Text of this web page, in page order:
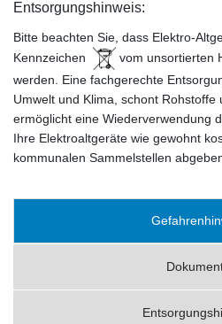
Entsorgungshinweis:
Bitte beachten Sie, dass Elektro-
Kennzeichen
vom unsortierten
werden. Eine fachgerechte
Umwelt und Klima, schont Rohstoffe
ermöglicht eine Wiederverwendung
Ihre Elektroaltgeräte wie gewohnt
kommunalen Sammelstellen